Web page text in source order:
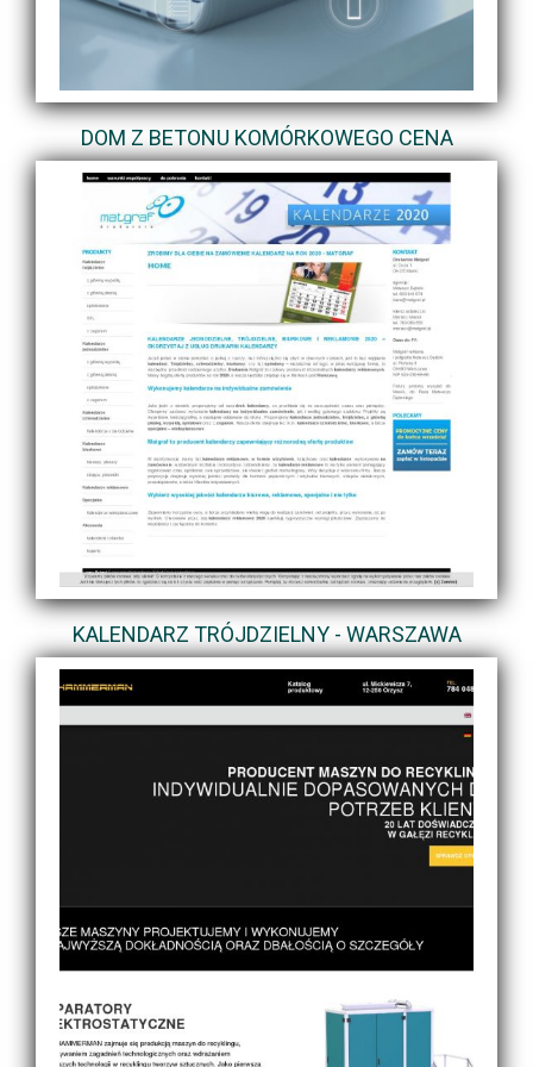
DOM Z BETONU KOMÓRKOWEGO CENA
KALENDARZ TRÓJDZIELNY - WARSZAWA